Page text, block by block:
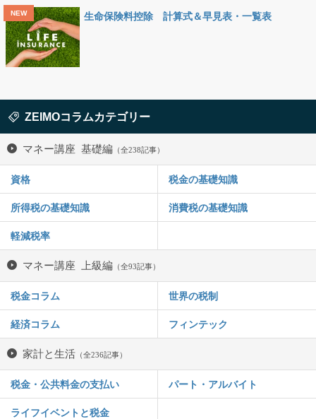
生命保険料控除 計算式＆早見表・一覧表
ZEIMOコラムカテゴリー
マネー講座 基礎編 （全238記事）
資格 税金の基礎知識
所得税の基礎知識 消費税の基礎知識
軽減税率
マネー講座 上級編 （全93記事）
税金コラム 世界の税制
経済コラム フィンテック
家計と生活 （全236記事）
税金・公共料金の支払い パート・アルバイト
ライフイベントと税金